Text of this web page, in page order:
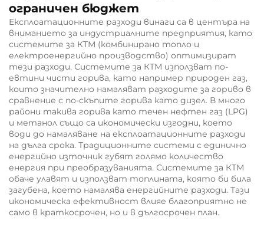
ограничен бюджет
Експлоатационните разходи винаги са в центъра на
вниманието за индустриалните предприятия, като
системите за КТМ (комбинирано топло и
електроенергийно производство) оптимизират
тези разходи. Системите за КТМ използват по-
евтини чисти горива, като например природен газ,
които значително намаляват разходите за гориво в
сравнение с по-скъпите горива като дизел. В много
райони такива горива като течен нефтен газ (LPG)
и метанол също са икономически изгодни, което
води до намаляване на експлоатационните разходи
на дълга срока. Традиционните системи с единично
енергийно източник губят голямо количество
енергия при преобразуванията. Системите за КТМ
обаче улавят и използват топлината, която би била
загубена, което намалява енергийните разходи. Тази
икономическа ефективност влияе благоприятно не
само в краткосрочен, но и в дългосрочен план.